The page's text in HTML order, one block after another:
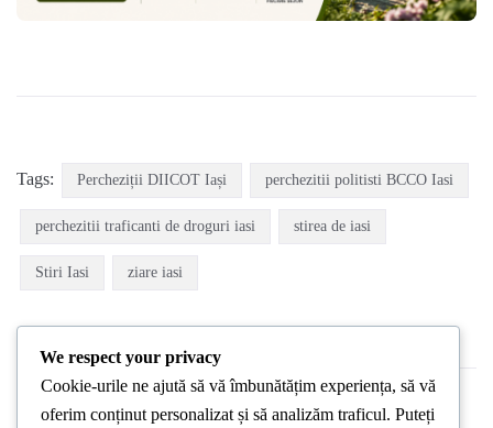
Tags: Percheziții DIICOT Iași perchezitii politisti BCCO Iasi
perchezitii traficanti de droguri iasi stirea de iasi
Stiri Iasi ziare iasi
We respect your privacy
Cookie-urile ne ajută să vă îmbunătățim experiența, să vă
oferim conținut personalizat și să analizăm traficul. Puteți